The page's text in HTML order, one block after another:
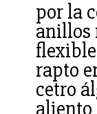
por la
anillos
rapto
cetro
aliento